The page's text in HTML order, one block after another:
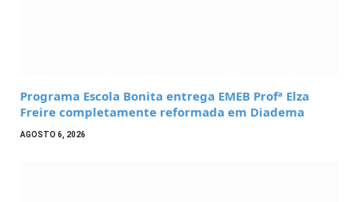
Programa Escola Bonita entrega EMEB Profª Elza
Freire completamente reformada em Diadema
AGOSTO 6, 2026